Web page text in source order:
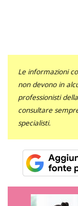
Le informazioni
non devono in
professionisti
consultare
specialisti.